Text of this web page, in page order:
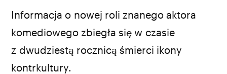
Informacja o nowej roli znanego aktora
komediowego zbiegła się w czasie
z dwudziestą rocznicą śmierci ikony
kontrkultury.